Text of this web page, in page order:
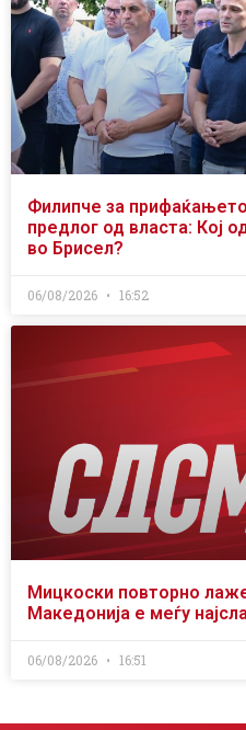
Филипче за
предлог од власта: Кој
во Брисел?
06/08/2026 16:52
Мицкоски повторно
Македонија е меѓу
06/08/2026 16:51